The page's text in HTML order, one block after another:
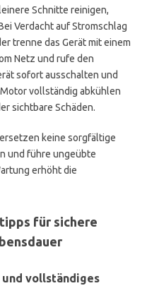
Schnitte reinigen,
Verdacht auf Stromschlag
trenne das Gerät mit einem
Netz und rufe den
sofort ausschalten und
vollständig abkühlen
sichtbare Schäden.
keine sorgfältige
und führe ungeübte
erhöht die
für sichere
und vollständiges